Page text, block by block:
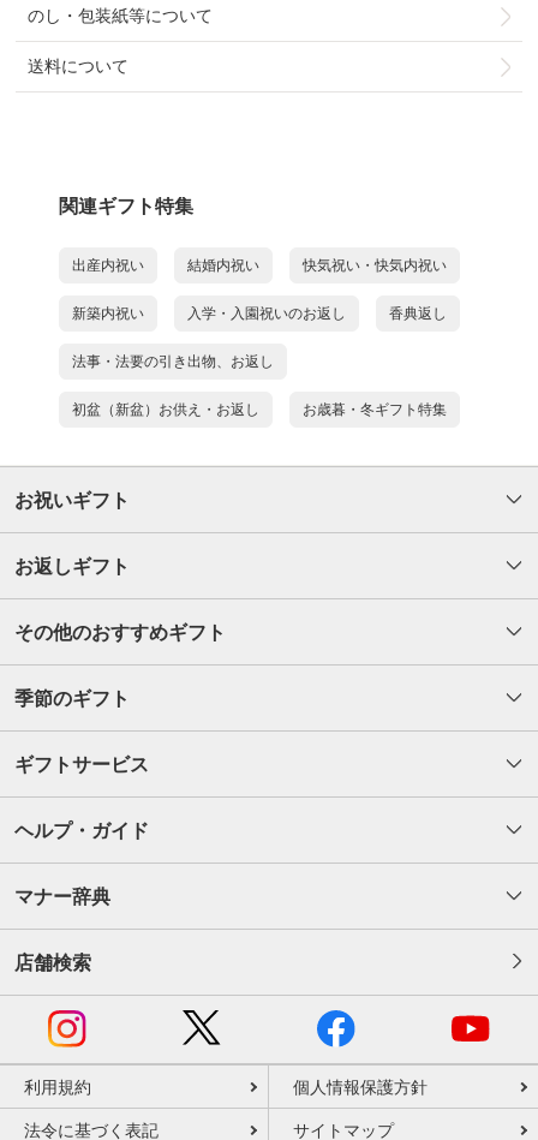
のし・包装紙等について
送料について
関連ギフト特集
出産内祝い 結婚内祝い 快気祝い・快気内祝い
新築内祝い 入学・入園祝いのお返し 香典返し
法事・法要の引き出物、お返し
初盆（新盆）お供え・お返し お歳暮・冬ギフト特集
お祝いギフト
お返しギフト
その他のおすすめギフト
季節のギフト
ギフトサービス
ヘルプ・ガイド
マナー辞典
店舗検索
利用規約 個人情報保護方針
法令に基づく表記 サイトマップ